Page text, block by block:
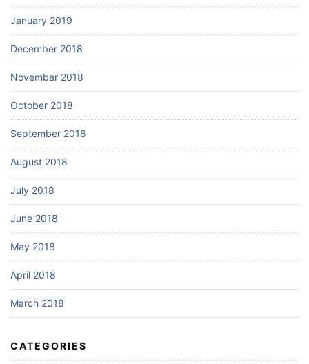
January 2019
December 2018
November 2018
October 2018
September 2018
August 2018
July 2018
June 2018
May 2018
April 2018
March 2018
CATEGORIES